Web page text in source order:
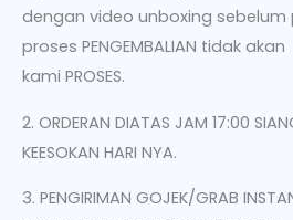
dengan video unboxing
proses PENGEMBALIAN tidak akan
kami PROSES.
2. ORDERAN DIATAS JAM 17:00
KEESOKAN HARI NYA.
3. PENGIRIMAN GOJEK/GRAB